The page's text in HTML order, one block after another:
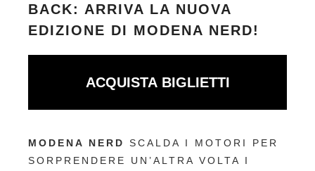
BACK: ARRIVA LA NUOVA
EDIZIONE DI MODENA NERD!
ACQUISTA BIGLIETTI
MODENA NERD
SCALDA I MOTORI PER
SORPRENDERE UN’ALTRA VOLTA I